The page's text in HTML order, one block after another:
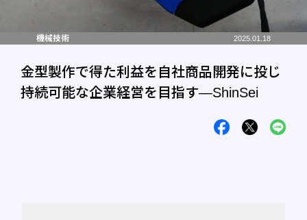
機械技術 2025.01.18
金型製作で得た利益を自社商品開発に投じ
持続可能な企業経営を目指す―ShinSei